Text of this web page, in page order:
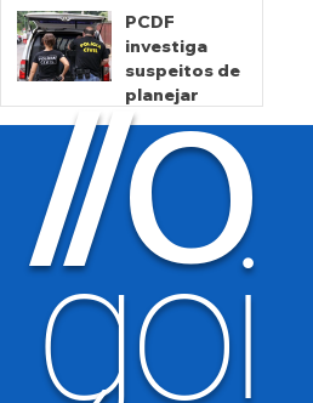
Goiás
há 1 dia
PCDF
investiga
suspeitos de
planejar
atentados no
período
eleitoral
há 3 dias
//O
goi